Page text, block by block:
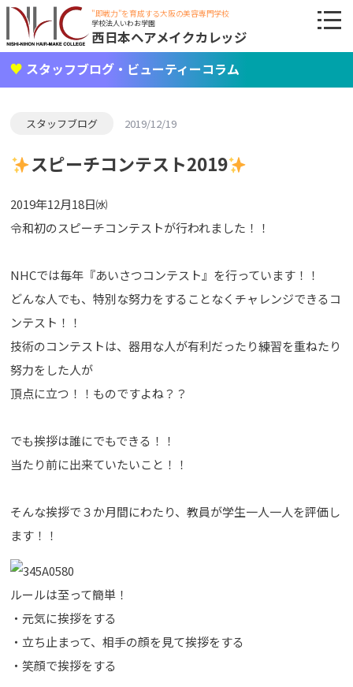
"即戦力"を育成する大阪の美容専門学校
学校法人いわお学園
西日本ヘアメイクカレッジ
スタッフブログ・ビューティーコラム
スタッフブログ 2019/12/19
スピーチコンテスト2019
2019年12月18日㈬
令和初のスピーチコンテストが行われました！！
NHCでは毎年『あいさつコンテスト』を行っています！！
どんな人でも、特別な努力をすることなくチャレンジできるコ
ンテスト！！
技術のコンテストは、器用な人が有利だったり練習を重ねたり
努力をした人が
頂点に立つ！！ものですよね？？
でも挨拶は誰にでもできる！！
当たり前に出来ていたいこと！！
そんな挨拶で３か月間にわたり、教員が学生一人一人を評価し
ます！！
ルールは至って簡単！
・元気に挨拶をする
・立ち止まって、相手の顔を見て挨拶をする
・笑顔で挨拶をする